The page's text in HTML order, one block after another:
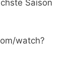
Saison
watch?